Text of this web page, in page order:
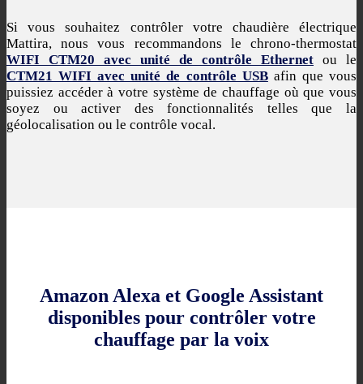
Si vous souhaitez contrôler votre chaudière électrique
Mattira, nous vous recommandons le chrono-thermostat
WIFI CTM20 avec unité de contrôle Ethernet ou le
CTM21 WIFI avec unité de contrôle USBafin que vous
puissiez accéder à votre système de chauffage où que vous
soyez ou activer des fonctionnalités telles que la
géolocalisation ou le contrôle vocal.
Amazon Alexa et Google Assistant
disponibles pour contrôler votre
chauffage par la voix